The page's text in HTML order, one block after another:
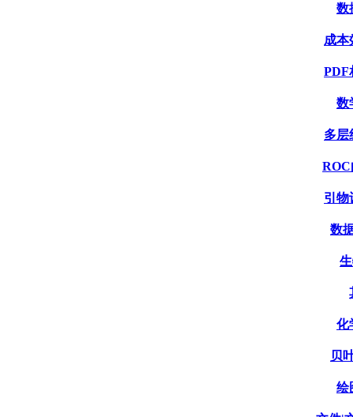
数
成本
PDF
数
多层
ROC
引物
数
化
贝
绘